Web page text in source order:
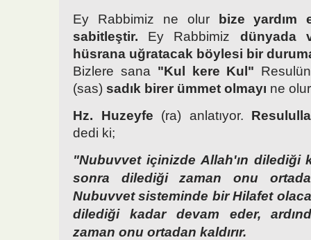
Ey Rabbimiz ne olur
bize yardım
sabitleştir. Ey Rabbimiz dünyada
hüsrana uğratacak böylesi bir
Bizlere sana "Kul kere Kul"
(sas) sadık birer ümmet olmayı ne
Hz. Huzeyfe (ra) anlatıyor.
dedi ki;
"Nubuvvet içinizde Allah'ın dilediği
sonra dilediği zaman onu
Nubuvvet sisteminde bir Hilafet
dilediği kadar devam eder,
zaman onu ortadan kaldırır.